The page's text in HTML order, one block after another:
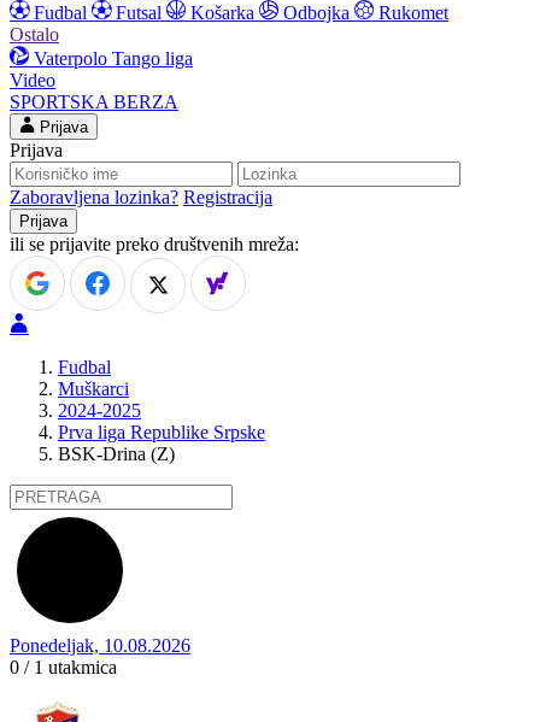
Fudbal
Futsal Košarka Odbojka
Rukomet
Ostalo
Vaterpolo Tango liga
Video
SPORTSKA BERZA
Prijava
Prijava
Zaboravljena lozinka? Registracija
ili se prijavite preko društvenih mreža:
Fudbal
Muškarci
2024-2025
Prva liga Republike Srpske
BSK-Drina (Z)
Ponedeljak, 10.08.2026
0 / 1 utakmica